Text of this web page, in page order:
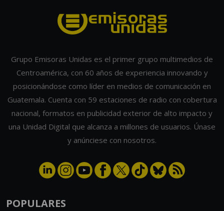
Grupo Emisoras Unidas es el primer grupo multimedios de
Centroamérica, con 60 años de experiencia innovando y
posicionándose como líder en medios de comunicación en
Guatemala. Cuenta con 59 estaciones de radio con cobertura
nacional, formatos en publicidad exterior de alto impacto y
una Unidad Digital que alcanza a millones de usuarios. Únase
y anúnciese con nosotros.
POPULARES